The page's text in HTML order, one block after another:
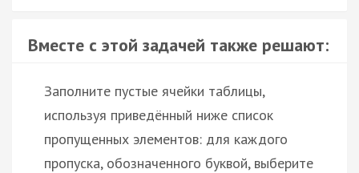
Вместе с этой задачей также решают:
Заполните пустые ячейки таблицы,
используя приведённый ниже список
пропущенных элементов: для каждого
пропуска, обозначенного буквой, выберите